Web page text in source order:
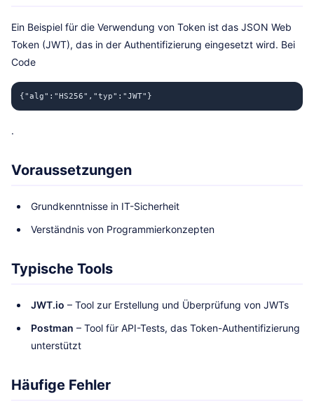
Ein Beispiel für die Verwendung von Token ist das JSON Web
Token (JWT), das in der Authentifizierung eingesetzt wird. Bei
Code
{"alg":"HS256","typ":"JWT"}
.
Voraussetzungen
Grundkenntnisse in IT-Sicherheit
Verständnis von Programmierkonzepten
Typische Tools
JWT.io – Tool zur Erstellung und Überprüfung von JWTs
Postman – Tool für API-Tests, das Token-Authentifizierung
unterstützt
Häufige Fehler